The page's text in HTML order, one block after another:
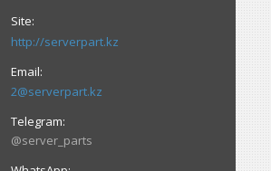
http://serverpart.kz
2@serverpart.kz
@server_parts